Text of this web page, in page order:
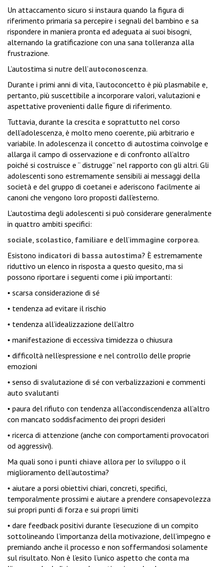
Un attaccamento sicuro si instaura quando la figura di
riferimento primaria sa percepire i segnali del bambino e sa
rispondere in maniera pronta ed adeguata ai suoi bisogni,
alternando la gratificazione con una sana tolleranza alla
frustrazione.
L’autostima si nutre dell’autoconoscenza.
Durante i primi anni di vita, l’autoconcetto è più plasmabile e,
pertanto, più suscettibile a incorporare valori, valutazioni e
aspettative provenienti dalle figure di riferimento.
Tuttavia, durante la crescita e soprattutto nel corso
dell’adolescenza, è molto meno coerente, più arbitrario e
variabile. In adolescenza il concetto di autostima coinvolge e
allarga il campo di osservazione e di confronto all’altro
poiché si costruisce e “ distrugge” nel rapporto con gli altri. Gli
adolescenti sono estremamente sensibili ai messaggi della
società e del gruppo di coetanei e aderiscono facilmente ai
canoni che vengono loro proposti dall’esterno.
L’autostima degli adolescenti si può considerare generalmente
in quattro ambiti specifici:
sociale, scolastico, familiare e dell’immagine corporea.
Esistono indicatori di bassa autostima? È estremamente
riduttivo un elenco in risposta a questo quesito, ma si
possono riportare i seguenti come i più importanti:
• scarsa considerazione di sé
• tendenza ad evitare il rischio
• tendenza all’idealizzazione dell’altro
• manifestazione di eccessiva timidezza o chiusura
• difficoltà nell’espressione e nel controllo delle proprie
emozioni
• senso di svalutazione di sé con verbalizzazioni e commenti
auto svalutanti
• paura del rifiuto con tendenza all’accondiscendenza all’altro
con mancato soddisfacimento dei propri desideri
• ricerca di attenzione (anche con comportamenti provocatori
od aggressivi).
Ma quali sono i punti chiave allora per lo sviluppo o il
miglioramento dell’autostima?
• aiutare a porsi obiettivi chiari, concreti, specifici,
temporalmente prossimi e aiutare a prendere consapevolezza
sui propri punti di forza e sui propri limiti
• dare feedback positivi durante l’esecuzione di un compito
sottolineando l’importanza della motivazione, dell’impegno e
premiando anche il processo e non soffermandosi solamente
sul risultato. Non è l’esito l’unico aspetto che conta ma